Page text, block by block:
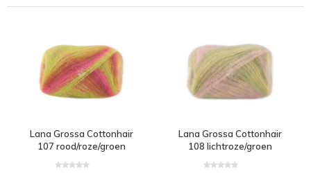
Lana Grossa Cottonhair
107 rood/roze/groen
Lana Grossa Cottonhair
108 lichtroze/groen